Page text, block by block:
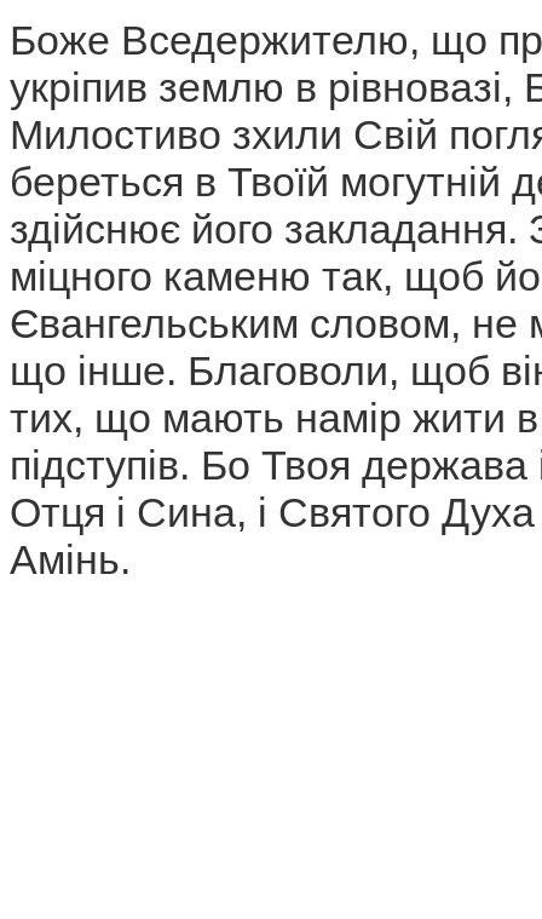
Боже Вседержителю, що
укріпив землю в рівновазі,
Милостиво зхили Свій
береться в Твоїй могутній
здійснює його закладання.
міцного каменю так, щоб
Євангельським словом, не
що інше. Благоволи, щоб
тих, що мають намір жити
підступів. Бо Твоя
Отця і Сина, і Святого Духа
Амінь.